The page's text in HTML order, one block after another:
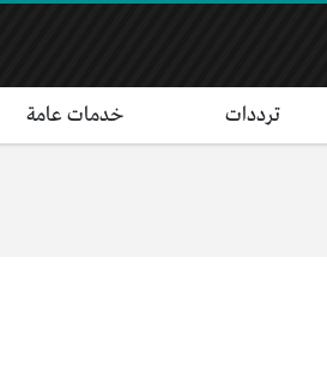
ترددات خدمات عامة